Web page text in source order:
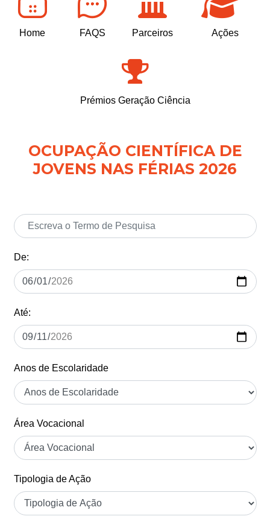
Home FAQS Parceiros Ações
Prémios Geração Ciência
OCUPAÇÃO CIENTÍFICA DE
JOVENS NAS FÉRIAS 2026
De:
Até:
Anos de Escolaridade
Área Vocacional
Tipologia de Ação